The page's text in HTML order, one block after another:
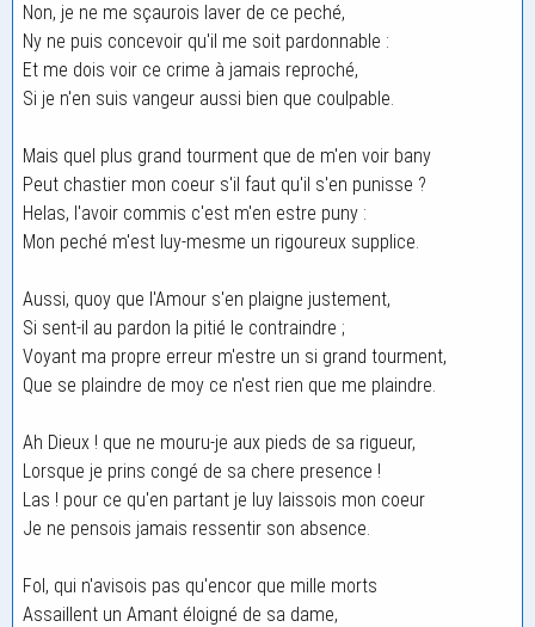
Non, je ne me sçaurois laver de ce peché,
Ny ne puis concevoir qu'il me soit pardonnable :
Et me dois voir ce crime à jamais reproché,
Si je n'en suis vangeur aussi bien que coulpable.
Mais quel plus grand tourment que de m'en voir bany
Peut chastier mon coeur s'il faut qu'il s'en punisse ?
Helas, l'avoir commis c'est m'en estre puny :
Mon peché m'est luy-mesme un rigoureux supplice.
Aussi, quoy que l'Amour s'en plaigne justement,
Si sent-il au pardon la pitié le contraindre ;
Voyant ma propre erreur m'estre un si grand tourment,
Que se plaindre de moy ce n'est rien que me plaindre.
Ah Dieux ! que ne mouru-je aux pieds de sa rigueur,
Lorsque je prins congé de sa chere presence !
Las ! pour ce qu'en partant je luy laissois mon coeur
Je ne pensois jamais ressentir son absence.
Fol, qui n'avisois pas qu'encor que mille morts
Assaillent un Amant éloigné de sa dame,